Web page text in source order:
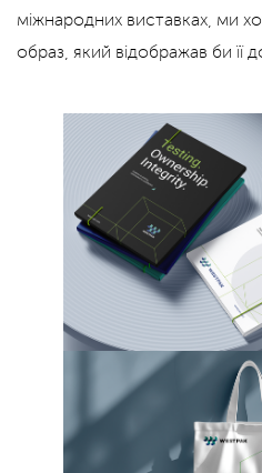
міжнародних виставках, ми
образ, який відображав би її